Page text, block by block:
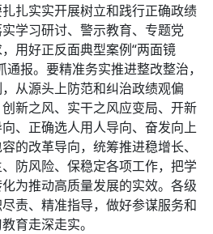
扎实实开展树立和践行正确政绩
学习研讨、警示教育、专题党
用好正反面典型案例“两面镜
报。要精准务实推进整改整治，
从源头上防范和纠治政绩观偏
新之风、实干之风应变局、开新
、正确选人用人导向、奋发向上
的改革导向，统筹推进稳增长、
防风险、保稳定各项工作，把学
为推动高质量发展的实效。各级
责、精准指导，做好参谋服务和
育走深走实。